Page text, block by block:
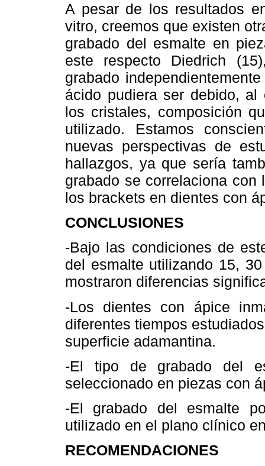
A pesar de los resultados
vitro, creemos que existen
grabado del esmalte en
este respecto Diedrich
grabado
ácido pudiera ser debido,
los cristales, composición
utilizado. Estamos
nuevas perspectivas de
hallazgos, ya que sería
grabado se correlaciona
los brackets en dientes con
CONCLUSIONES
-Bajo las condiciones de
del esmalte utilizando 15,
mostraron diferencias
-Los dientes con ápice
diferentes tiempos
superficie adamantina.
-El tipo de grabado del
seleccionado en piezas con
-El grabado del esmalte
utilizado en el plano clínico
RECOMENDACIONES